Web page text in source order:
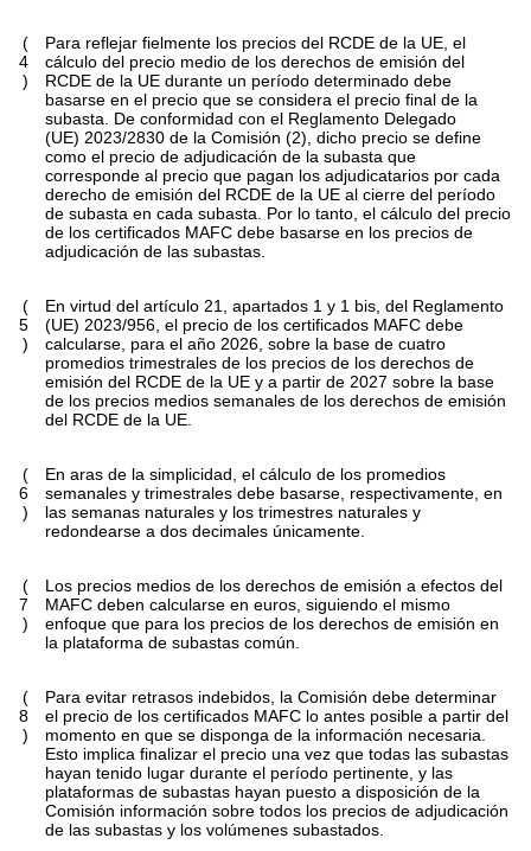
(
4
)
Para reflejar fielmente los precios del RCDE de la UE, el
cálculo del precio medio de los derechos de emisión del
RCDE de la UE durante un período determinado debe
basarse en el precio que se considera el precio final de la
subasta. De conformidad con el Reglamento Delegado
(UE) 2023/2830 de la Comisión(2), dicho precio se define
como el precio de adjudicación de la subasta que
corresponde al precio que pagan los adjudicatarios por cada
derecho de emisión del RCDE de la UE al cierre del período
de subasta en cada subasta. Por lo tanto, el cálculo del precio
de los certificados MAFC debe basarse en los precios de
adjudicación de las subastas.
(
5
)
En virtud del artículo 21, apartados 1 y 1 bis, del Reglamento
(UE) 2023/956, el precio de los certificados MAFC debe
calcularse, para el año 2026, sobre la base de cuatro
promedios trimestrales de los precios de los derechos de
emisión del RCDE de la UE y a partir de 2027 sobre la base
de los precios medios semanales de los derechos de emisión
del RCDE de la UE.
(
6
)
En aras de la simplicidad, el cálculo de los promedios
semanales y trimestrales debe basarse, respectivamente, en
las semanas naturales y los trimestres naturales y
redondearse a dos decimales únicamente.
(
7
)
Los precios medios de los derechos de emisión a efectos del
MAFC deben calcularse en euros, siguiendo el mismo
enfoque que para los precios de los derechos de emisión en
la plataforma de subastas común.
(
8
)
Para evitar retrasos indebidos, la Comisión debe determinar
el precio de los certificados MAFC lo antes posible a partir del
momento en que se disponga de la información necesaria.
Esto implica finalizar el precio una vez que todas las subastas
hayan tenido lugar durante el período pertinente, y las
plataformas de subastas hayan puesto a disposición de la
Comisión información sobre todos los precios de adjudicación
de las subastas y los volúmenes subastados.